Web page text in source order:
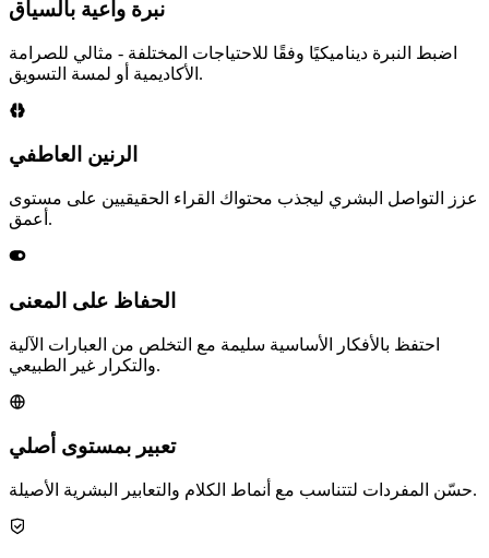
نبرة واعية بالسياق
اضبط النبرة ديناميكيًا وفقًا للاحتياجات المختلفة - مثالي للصرامة
الأكاديمية أو لمسة التسويق.
الرنين العاطفي
عزز التواصل البشري ليجذب محتواك القراء الحقيقيين على مستوى
أعمق.
الحفاظ على المعنى
احتفظ بالأفكار الأساسية سليمة مع التخلص من العبارات الآلية
والتكرار غير الطبيعي.
تعبير بمستوى أصلي
حسّن المفردات لتتناسب مع أنماط الكلام والتعابير البشرية الأصيلة.